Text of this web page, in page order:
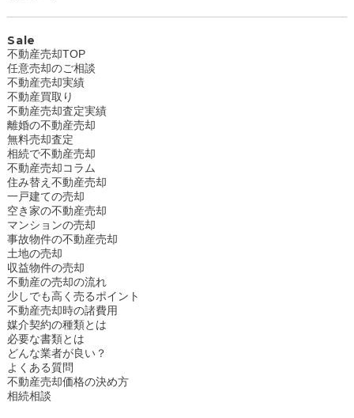
Sale
不動産売却TOP
任意売却のご相談
不動産売却実績
不動産買取り
不動産売却査定実績
離婚の不動産売却
無料売却査定
相続で不動産売却
不動産売却コラム
住み替え不動産売却
一戸建ての売却
空き家の不動産売却
マンションの売却
事故物件の不動産売却
土地の売却
収益物件の売却
不動産の売却の流れ
少しでも高く売るポイント
不動産売却時の諸費用
媒介契約の種類とは
必要な書類とは
どんな業者が良い？
よくある質問
不動産売却価格の決め方
相続相談